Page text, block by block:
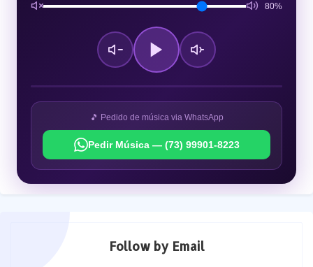
80%
🎵 Pedido de música via WhatsApp
Pedir Música — (73) 99901-8223
Follow by Email